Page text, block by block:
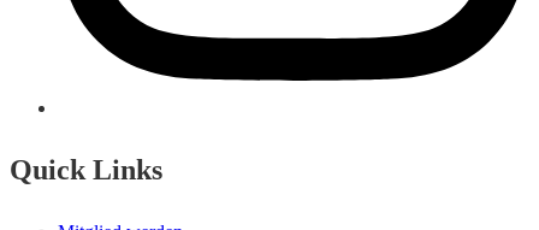
Quick Links